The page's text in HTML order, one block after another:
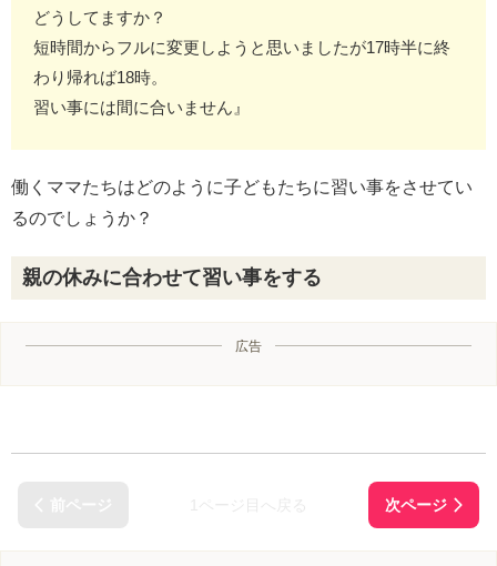
どうしてますか？
短時間からフルに変更しようと思いましたが17時半に終
わり帰れば18時。
習い事には間に合いません』
働くママたちはどのように子どもたちに習い事をさせてい
るのでしょうか？
親の休みに合わせて習い事をする
広告